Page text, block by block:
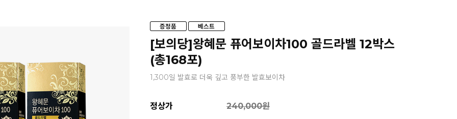
[보의당]왕혜문 퓨어보이차100 골드라벨 12박스
(총168포)
1,300일 발효로 더욱 깊고 풍부한 발효보이차
정상가 240,000원